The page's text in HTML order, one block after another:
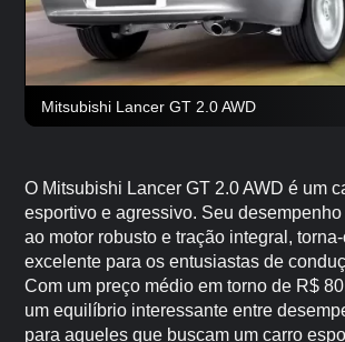
Mitsubishi Lancer GT 2.0 AWD
O Mitsubishi Lancer GT 2.0 AWD é um
esportivo e agressivo. Seu
ao motor robusto e tração integral,
excelente para os entusiastas de
Com um preço médio em torno de R$
um equilíbrio interessante entre
para aqueles que buscam um carro